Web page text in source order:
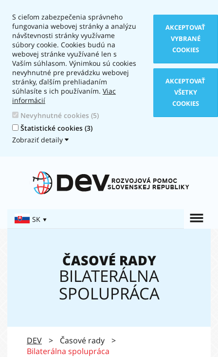
S cieľom zabezpečenia správneho
fungovania webovej stránky a analýzu
návštevnosti stránky využívame
súbory cookie. Cookies budú na
webovej stránke využívané len s
Vaším súhlasom. Výnimkou sú cookies
nevyhnutné pre prevádzku webovej
stránky, ďalším prehliadaním
súhlasíte s ich používaním. Viac
informácií
Nevyhnutné cookies (5)
Štatistické cookies (3)
Zobraziť detaily
AKCEPTOVAŤ
VYBRANÉ
COOKIES
AKCEPTOVAŤ
VŠETKY
COOKIES
zobrazenia:
SK
ČASOVÉ RADY
BILATERÁLNA
SPOLUPRÁCA
DEV > Časové rady
>
Bilaterálna spolupráca